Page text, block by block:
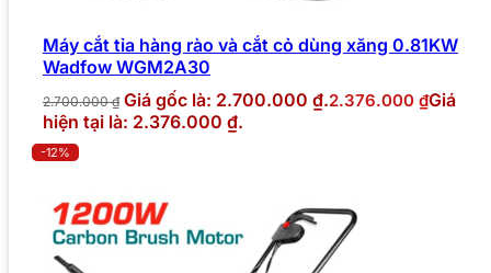
Máy cắt tỉa hàng rào và cắt cỏ dùng xăng 0.81KW
Wadfow WGM2A30
2.700.000₫ Giá gốc là: 2.700.000 ₫.2.376.000 ₫Giá
hiện tại là: 2.376.000 ₫.
-12%